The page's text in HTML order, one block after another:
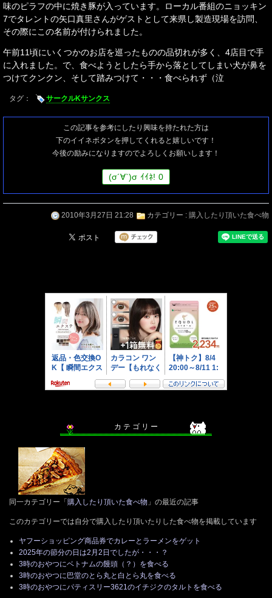
味のピラフの中に焼き豚が入っています。ローカル番組のニョッキン
7でタレントの矢口真里さんがゲストとして来県し製造現場を訪問、
その際にこの名前が付けられました。
午前11頃にいくつかのお店を巡ったものの品切れが多く、4店目で手
に入れました。で、食べようとしたら手から落としてしまい犬が鼻を
つけてクンクン、そして踏みつけて・・・食べられず（泣
タグ： サークルKサンクス
この記事を参考にしたり興味を持たれた方は
下のイイネボタンを押してくれると嬉しいです！
今後の励みになりますのでよろしくお願いします！
(σ´∀`)σ ｲｲﾈ! 0
2010年3月27日 21:28 カテゴリー : 購入したり頂いた食べ物
カ テ ゴ リ ー
同一カテゴリー「購入したり頂いた食べ物 」の最近の記事
このカテゴリーでは自分で購入したり頂いたりした食べ物を掲載しています
ヤフーショッピング商品券でカレーとラーメンをゲット
2025年の節分の日は2月2日でしたが・・・？
3時のおやつにベトナムの饅頭（？）を食べる
3時のおやつに巴堂のとら丸と白とら丸を食べる
3時のおやつにパティスリー3621のイチジクのタルトを食べる